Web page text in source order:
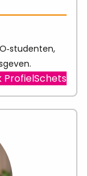
ProfielSchetsVisit
link